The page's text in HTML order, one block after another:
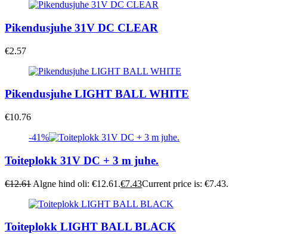
Pikendusjuhe 31V DC CLEAR
€2.57
Pikendusjuhe LIGHT BALL WHITE
€10.76
-41%
Toiteplokk 31V DC + 3 m juhe.
€12.61 Algne hind oli: €12.61.€7.43Current price is: €7.43.
Toiteplokk LIGHT BALL BLACK